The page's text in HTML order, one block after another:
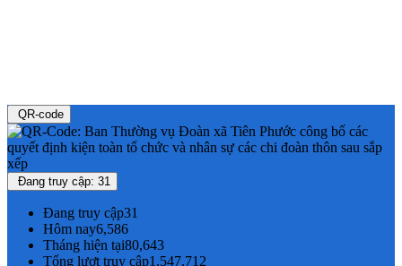
QR-code
Đang truy cập: 31
Đang truy cập31
Hôm nay6,586
Tháng hiện tại80,643
Tổng lượt truy cập1,547,712